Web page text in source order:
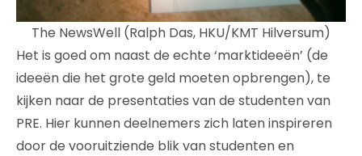
The NewsWell (Ralph Das, HKU/KMT Hilversum)
Het is goed om naast de echte ‘marktideeën’ (de
ideeën die het grote geld moeten opbrengen), te
kijken naar de presentaties van de studenten van
PRE. Hier kunnen deelnemers zich laten inspireren
door de vooruitziende blik van studenten en